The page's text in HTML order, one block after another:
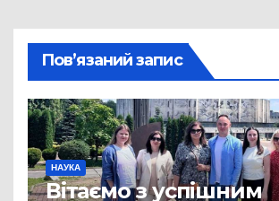
Пов’язаний запис
НАУКА
Вітаємо з успішним